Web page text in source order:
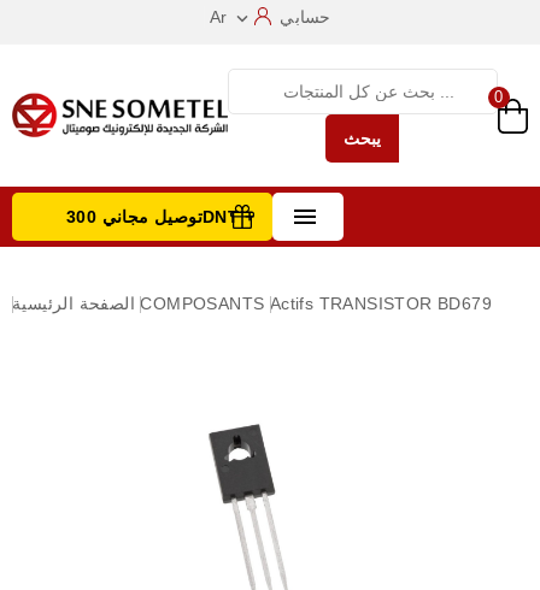
Ar  حسابي
يبحث
0
 توصيل مجاني 300DNT +
الصفحة الرئيسية COMPOSANTS Actifs TRANSISTOR BD679